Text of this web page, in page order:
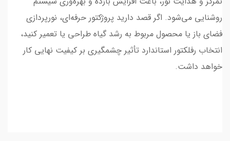
روشنایی می‌شود. اگر قصد دارید پروژکتور حرفه‌ای، نورپردازی
فضای باز یا محصول مربوط به رشد گیاه طراحی یا تعمیر کنید،
انتخاب رفلکتور استاندارد تأثیر چشمگیری بر کیفیت نهایی کار
خواهد داشت.